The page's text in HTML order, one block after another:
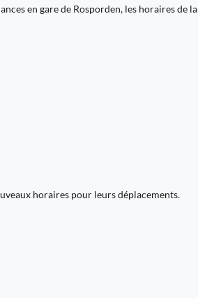
en gare de Rosporden, les horaires de la
horaires pour leurs déplacements.